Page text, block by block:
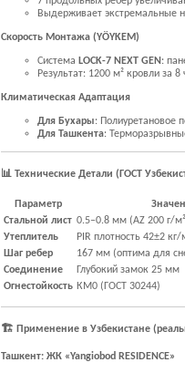
Выдерживает экстремальные
Скорость Монтажа (YÖYKEM)
Система LOCK-7 NEXT GEN :
Результат: 1200 м² кровли за
Климатическая Адаптация
Для Бухары: Полиуретановое
Для Ташкента:
📊 Технические Детали (ГОСТ
Параметр
Стальной лист 0.5–0.8 мм (AZ 200 г/
Утеплитель
PIR плотность 42±2 кг/
Шаг ребер
167 мм (оптима для
Соединение
Глубокий замок 25 мм
Огнестойкость КМ0 (ГОСТ 30244)
🏗️ Применение в Узбекистане
Ташкент: ЖК «Yangiobod RESIDENCE»